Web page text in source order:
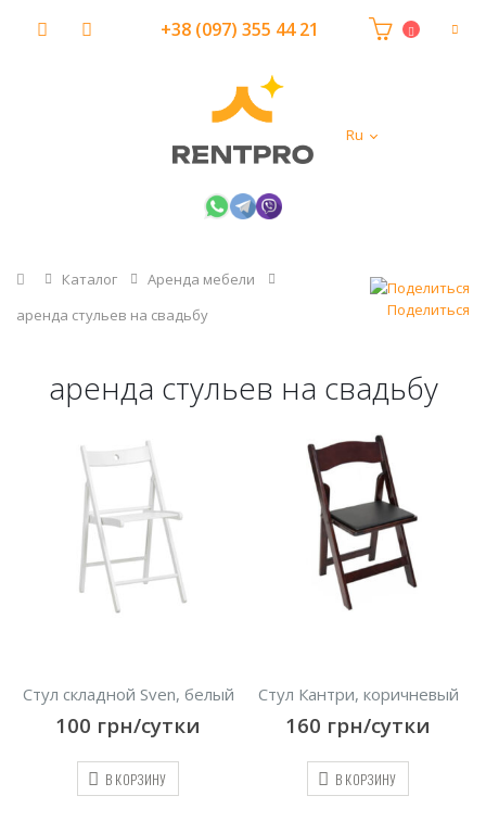
Ru
+38 (097) 355 44 21
Главная
Каталог
Аренда мебели
аренда стульев на свадьбу
Поделиться
аренда стульев на свадьбу
Стул складной Sven, белый
100 грн/сутки
В КОРЗИНУ
Стул Кантри, коричневый
160 грн/сутки
В КОРЗИНУ